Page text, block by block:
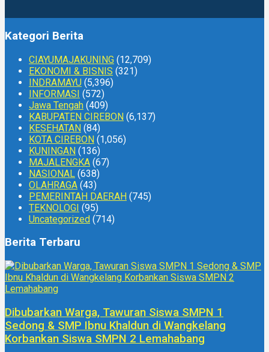
Kategori Berita
CIAYUMAJAKUNING (12,709)
EKONOMI & BISNIS (321)
INDRAMAYU (5,396)
INFORMASI (572)
Jawa Tengah (409)
KABUPATEN CIREBON (6,137)
KESEHATAN (84)
KOTA CIREBON (1,056)
KUNINGAN (136)
MAJALENGKA (67)
NASIONAL (638)
OLAHRAGA (43)
PEMERINTAH DAERAH (745)
TEKNOLOGI (95)
Uncategorized (714)
Berita Terbaru
Dibubarkan Warga, Tawuran Siswa SMPN 1
Sedong & SMP Ibnu Khaldun di Wangkelang
Korbankan Siswa SMPN 2 Lemahabang